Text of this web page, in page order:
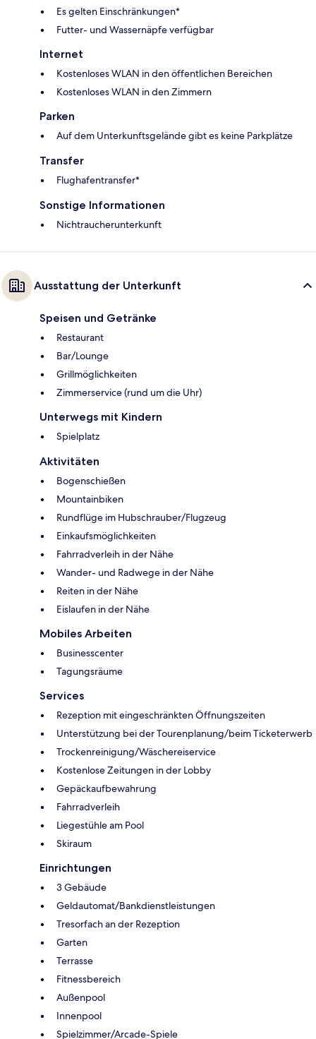
Es gelten Einschränkungen*
Futter- und Wassernäpfe verfügbar
Internet
Kostenloses WLAN in den öffentlichen Bereichen
Kostenloses WLAN in den Zimmern
Parken
Auf dem Unterkunftsgelände gibt es keine Parkplätze
Transfer
Flughafentransfer*
Sonstige Informationen
Nichtraucherunterkunft
Ausstattung der Unterkunft
Speisen und Getränke
Restaurant
Bar/Lounge
Grillmöglichkeiten
Zimmerservice (rund um die Uhr)
Unterwegs mit Kindern
Spielplatz
Aktivitäten
Bogenschießen
Mountainbiken
Rundflüge im Hubschrauber/Flugzeug
Einkaufsmöglichkeiten
Fahrradverleih in der Nähe
Wander- und Radwege in der Nähe
Reiten in der Nähe
Eislaufen in der Nähe
Mobiles Arbeiten
Businesscenter
Tagungsräume
Services
Rezeption mit eingeschränkten Öffnungszeiten
Unterstützung bei der Tourenplanung/beim Ticketerwerb
Trockenreinigung/Wäschereiservice
Kostenlose Zeitungen in der Lobby
Gepäckaufbewahrung
Fahrradverleih
Liegestühle am Pool
Skiraum
Einrichtungen
3 Gebäude
Geldautomat/Bankdienstleistungen
Tresorfach an der Rezeption
Garten
Terrasse
Fitnessbereich
Außenpool
Innenpool
Spielzimmer/Arcade-Spiele